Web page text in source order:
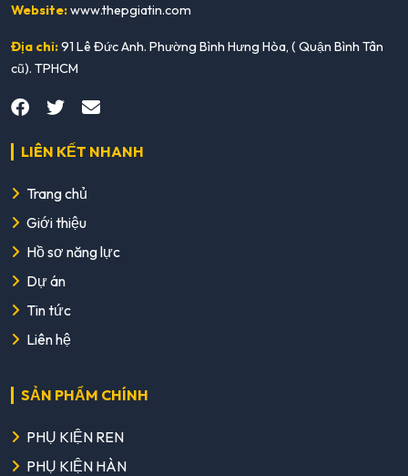
Website:www.thepgiatin.com
Địa chỉ:91 Lê Đức Anh. Phường Bình Hưng Hòa, ( Quận Bình Tân
cũ). TPHCM
LIÊN KẾT NHANH
Trang chủ
Giới thiệu
Hồ sơ năng lực
Dự án
Tin tức
Liên hệ
SẢN PHẨM CHÍNH
PHỤ KIỆN REN
PHỤ KIỆN HÀN